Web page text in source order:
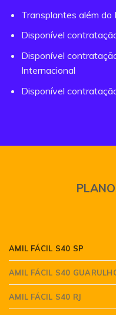
Transplantes além do
Disponível
Disponível
Internacional
Disponível
AMIL FÁCIL S40 SP
AMIL FÁCIL S40
AMIL FÁCIL S40 RJ